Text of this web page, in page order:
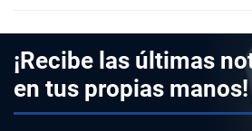
¡Recibe las últimas
en tus propias manos!